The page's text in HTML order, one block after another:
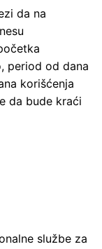
da na
period od dana
korišćenja
da bude kraći
službe za